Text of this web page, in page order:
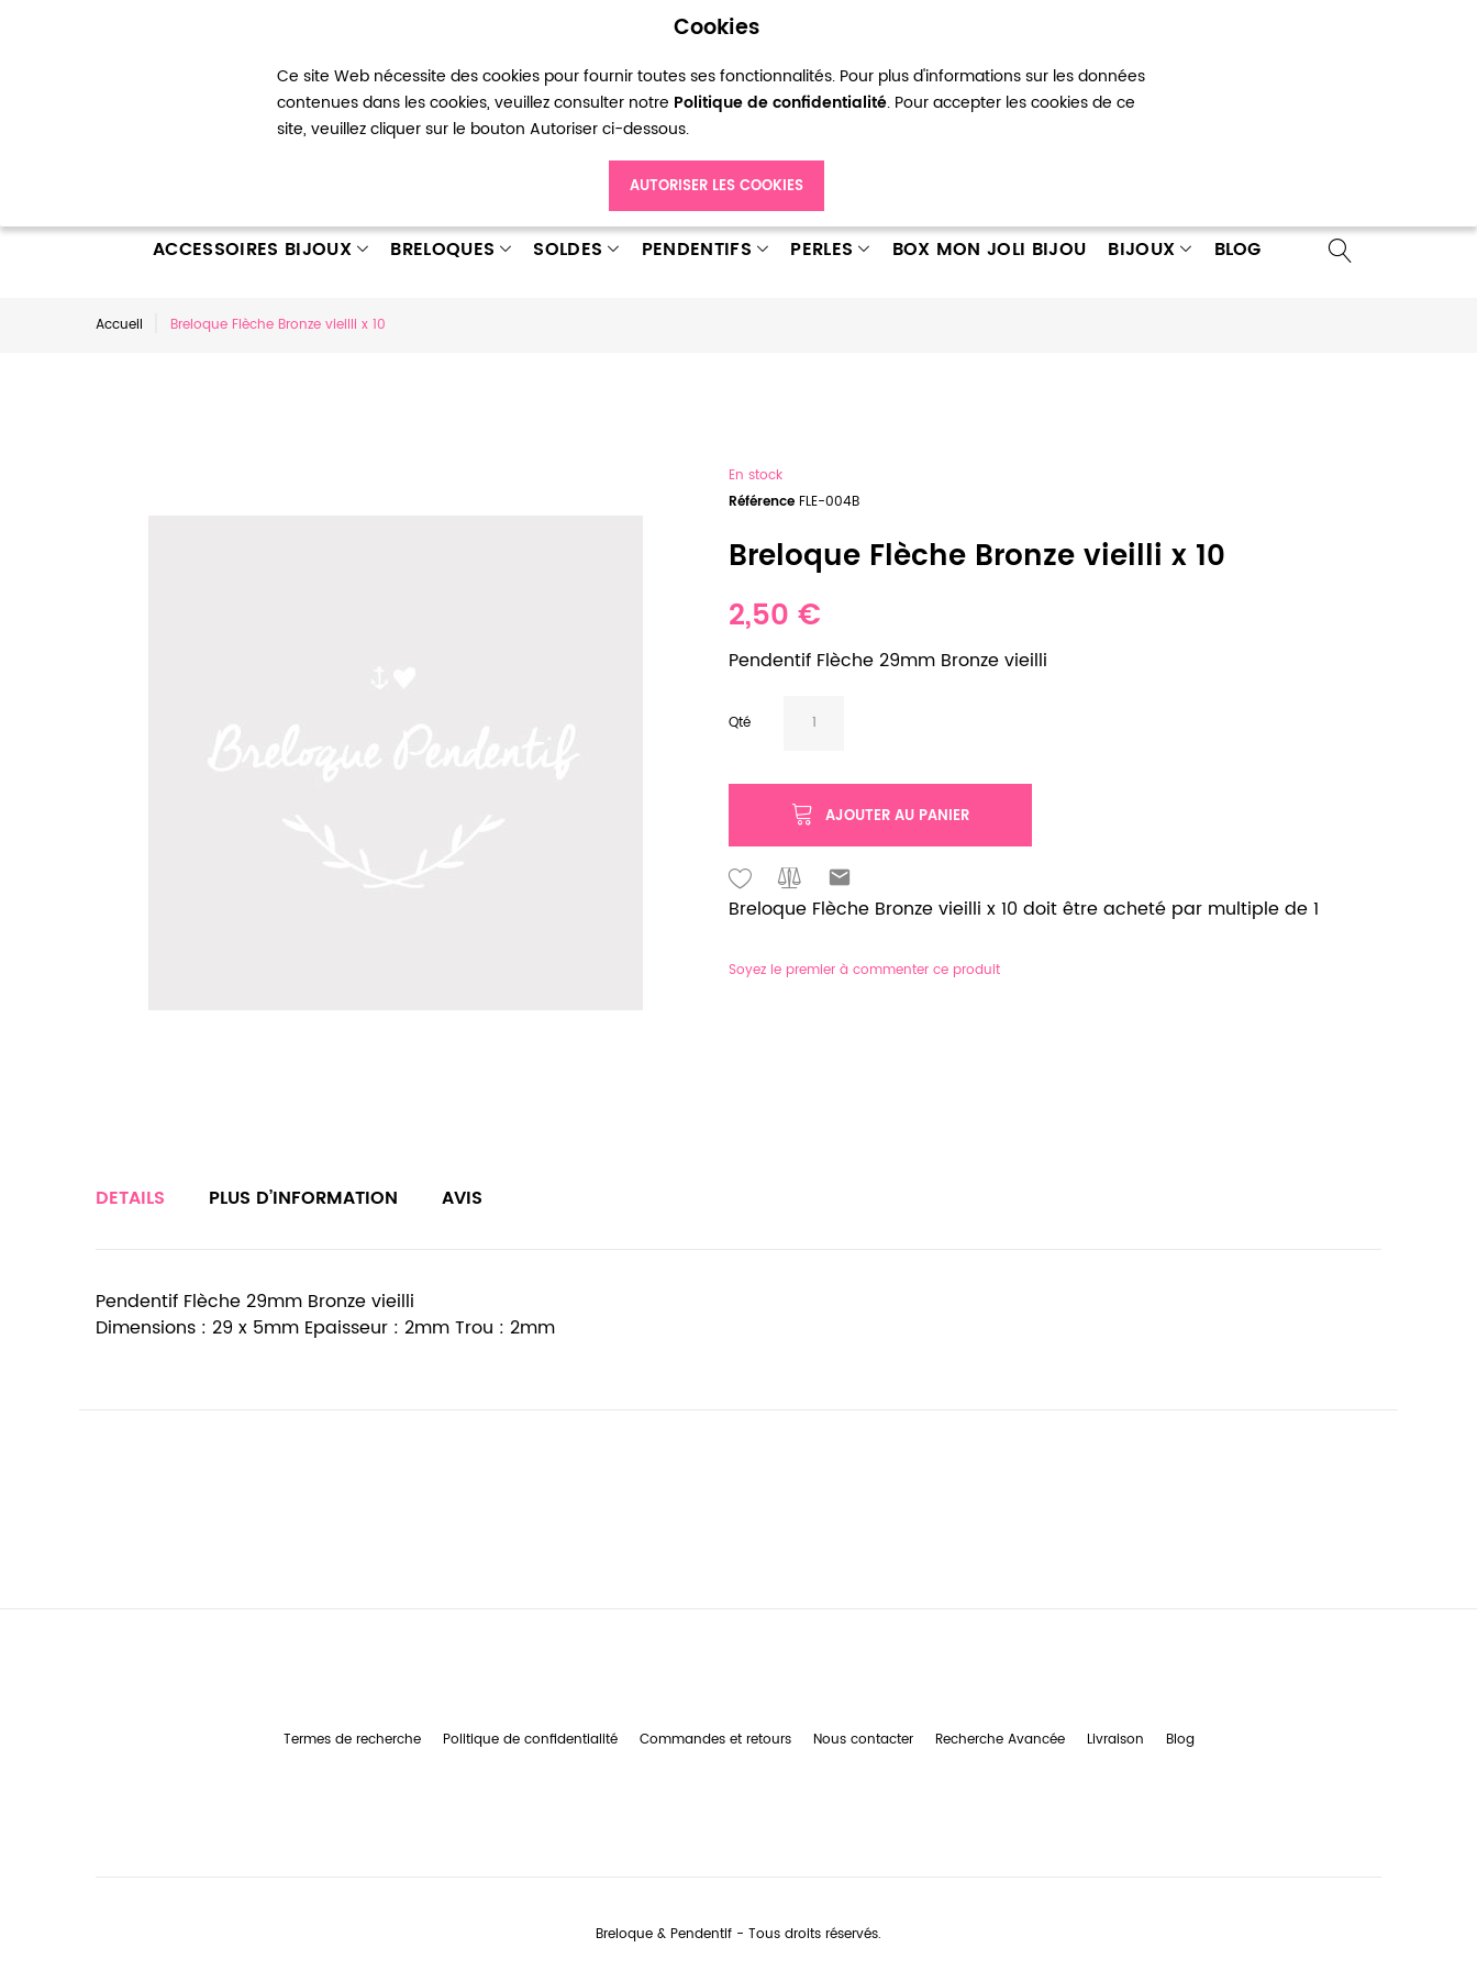
Cookies
Ce site Web nécessite des cookies pour fournir toutes ses fonctionnalités. Pour plus d'informations sur les données
contenues dans les cookies, veuillez consulter notre Politique de confidentialité. Pour accepter les cookies de ce
site, veuillez cliquer sur le bouton Autoriser ci-dessous.
AUTORISER LES COOKIES
Mon compte Ma liste d’envies Connexion Créer un compte
ACCESSOIRES BIJOUX BRELOQUES SOLDES PENDENTIFS PERLES BOX MON JOLI BIJOU BIJOUX BLOG
Accueil Breloque Flèche Bronze vieilli x 10
En stock
Référence FLE-004B
Breloque Flèche Bronze vieilli x 10
2,50 €
Pendentif Flèche 29mm Bronze vieilli
Qté
AJOUTER AU PANIER
Breloque Flèche Bronze vieilli x 10 doit être acheté par multiple de 1
Soyez le premier à commenter ce produit
DETAILS
Pendentif Flèche 29mm Bronze vieilli
Dimensions : 29 x 5mm Epaisseur : 2mm Trou : 2mm
PLUS D’INFORMATION AVIS
Termes de recherche Politique de confidentialité Commandes et retours Nous contacter Recherche Avancée Livraison Blog
Breloque & Pendentif - Tous droits réservés.